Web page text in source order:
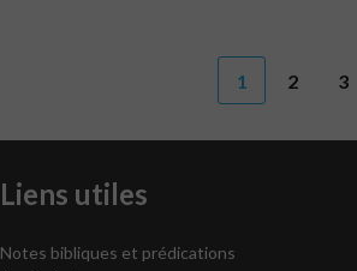
1 2 3
Liens utiles
Notes bibliques et prédications